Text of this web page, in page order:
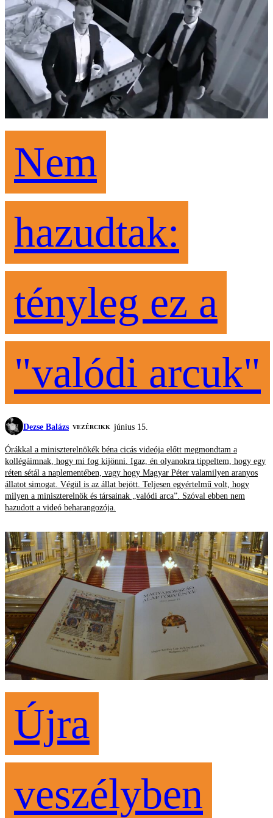
Nem
hazudtak:
tényleg ez a
"valódi arcuk"
Dezse Balázs VEZÉRCIKK június 15.
Órákkal a miniszterelnökék béna cicás videója előtt megmondtam a
kollégáimnak, hogy mi fog kijönni. Igaz, én olyanokra tippeltem, hogy egy
réten sétál a naplementében, vagy hogy Magyar Péter valamilyen aranyos
állatot simogat. Végül is az állat bejött. Teljesen egyértelmű volt, hogy
milyen a miniszterelnök és társainak „valódi arca”. Szóval ebben nem
hazudott a videó beharangozója.
Újra
veszélyben